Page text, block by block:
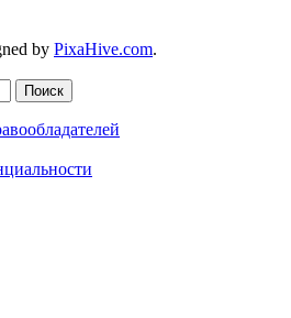
by PixaHive.com.